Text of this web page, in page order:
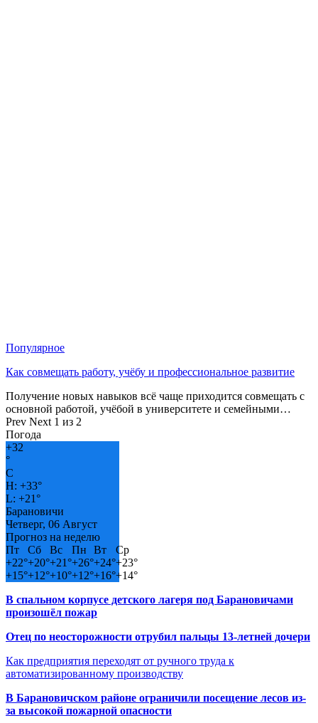
Популярное
Как совмещать работу, учёбу и профессиональное развитие
Получение новых навыков всё чаще приходится совмещать с
основной работой, учёбой в университете и семейными…
Prev Next 1 из 2
Погода
+32
°
C
H: +33°
L: +21°
Барановичи
Четверг, 06 Август
Прогноз на неделю
Пт
Сб Вс Пн Вт
Ср
+22°+20°+21°+26°+24°+23°
+15°+12°+10°+12°+16°+14°
В спальном корпусе детского лагеря под Барановичами
произошёл пожар
Отец по неосторожности отрубил пальцы 13-летней дочери
Как предприятия переходят от ручного труда к
автоматизированному производству
В Барановичском районе ограничили посещение лесов из-
за высокой пожарной опасности